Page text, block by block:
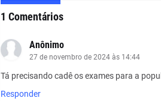
1 Comentários
Anônimo
27 de novembro de 2024 às 14:44
Tá precisando cadê os exames para a
Responder